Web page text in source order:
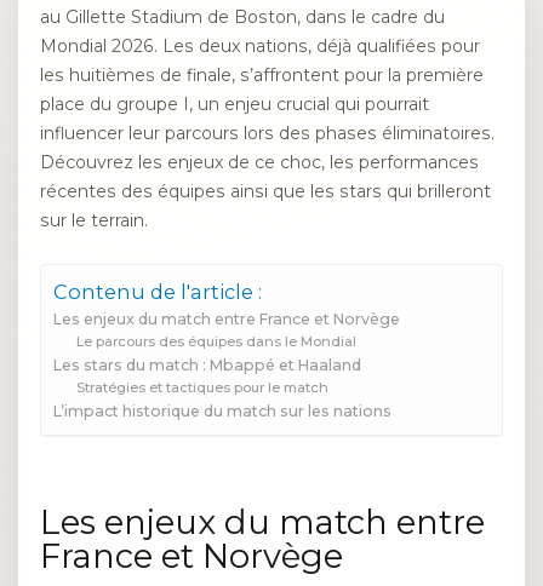
au Gillette Stadium de Boston, dans le cadre du
Mondial 2026. Les deux nations, déjà qualifiées pour
les huitièmes de finale, s’affrontent pour la première
place du groupe I, un enjeu crucial qui pourrait
influencer leur parcours lors des phases éliminatoires.
Découvrez les enjeux de ce choc, les performances
récentes des équipes ainsi que les stars qui brilleront
sur le terrain.
Contenu de l'article :
Les enjeux du match entre France et Norvège
Le parcours des équipes dans le Mondial
Les stars du match : Mbappé et Haaland
Stratégies et tactiques pour le match
L’impact historique du match sur les nations
Les enjeux du match entre
France et Norvège